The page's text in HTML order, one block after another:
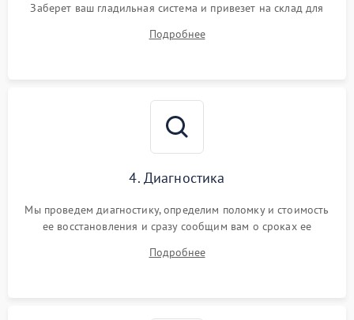
Заберет ваш гладильная система и привезет на склад для
Подробнее
4. Диагностика
Мы проведем диагностику, определим поломку и стоимость
ее восстановления и сразу сообщим вам о сроках ее
Подробнее